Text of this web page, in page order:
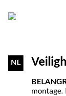
NL
montage.